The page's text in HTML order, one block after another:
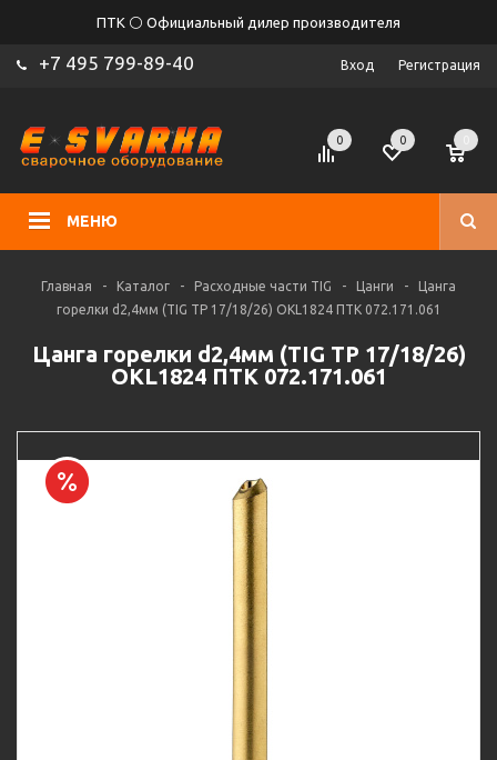
ПТК ⚪ Официальный дилер производителя
+7 495 799-89-40 Вход Регистрация
МЕНЮ
0 0
Главная - Каталог - Расходные части TIG - Цанги -
Цанга
горелки d2,4мм (TIG TP 17/18/26) OKL1824 ПТК 072.171.061
Цанга горелки d2,4мм (TIG TP 17/18/26)
OKL1824 ПТК 072.171.061